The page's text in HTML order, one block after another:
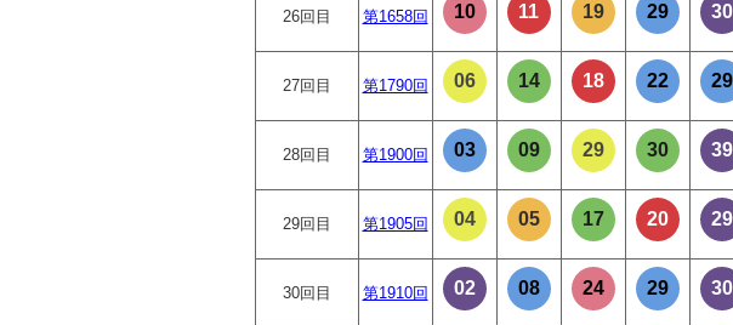
26回目 第1658回 10 11 19 29 30
27回目 第1790回 06 14 18 22 29
28回目 第1900回 03 09 29 30 39
29回目 第1905回 04 05 17 20 29
30回目 第1910回 02 08 24 29 30